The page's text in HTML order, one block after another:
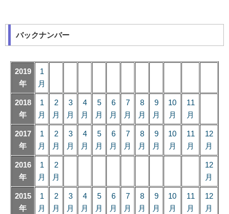
バックナンバー
2019
年
1
月
2018
年
1
月
2
月
3
月
4
月
5
月
6
月
7
月
8
月
9
月
10
月
11
月
2017
年
1
月
2
月
3
月
4
月
5
月
6
月
7
月
8
月
9
月
10
月
11
月
12
月
2016
年
1
月
2
月
12
月
2015
年
1
月
2
月
3
月
4
月
5
月
6
月
7
月
8
月
9
月
10
月
11
月
12
月